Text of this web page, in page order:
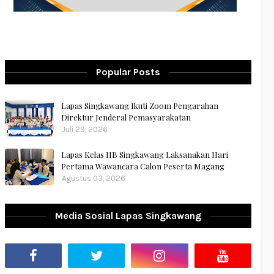
Popular Posts
Lapas Singkawang Ikuti Zoom Pengarahan
Direktur Jenderal Pemasyarakatan
Juli 29, 2026
Lapas Kelas IIB Singkawang Laksanakan Hari
Pertama Wawancara Calon Peserta Magang
Agustus 03, 2026
Media Sosial Lapas Singkawang